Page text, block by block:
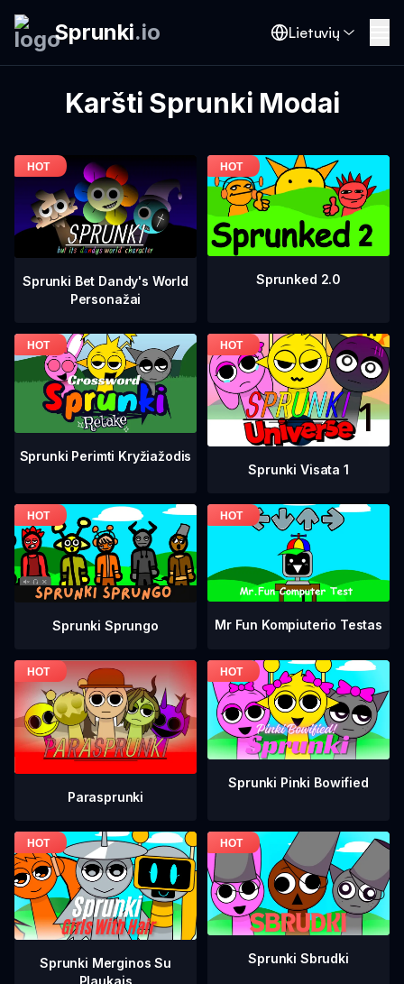
Sprunki.io Lietuvių
Karšti Sprunki Modai
Sprunki Bet Dandy's World
Personažai
Sprunked 2.0
Sprunki Perimti Kryžiažodis
Sprunki Visata 1
Sprunki Sprungo Mr Fun Kompiuterio Testas
Parasprunki
Sprunki Pinki Bowified
Sprunki Merginos Su
Sprunki Sbrudki